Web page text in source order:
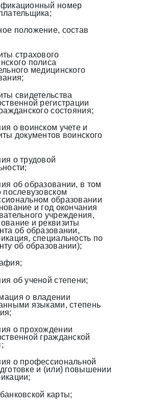
номер
положение, состав
страхового
полиса
медицинского
свидетельства
регистрации
состояния;
о воинском учете и
документов воинского
о трудовой
об образовании, в том
послевузовском
образовании
и год окончания
учреждения,
и реквизиты
об образовании,
специальность по
об образовании);
об ученой степени;
о владении
языками, степень
о прохождении
гражданской
о профессиональной
и (или) повышении
карты;